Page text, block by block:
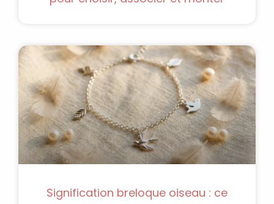
Signification breloque oiseau : ce